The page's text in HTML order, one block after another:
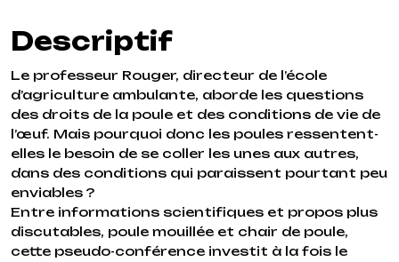
Descriptif
Le professeur Rouger, directeur de l’école
d’agriculture ambulante, aborde les questions
des droits de la poule et des conditions de vie de
l’œuf. Mais pourquoi donc les poules ressentent-
elles le besoin de se coller les unes aux autres,
dans des conditions qui paraissent pourtant peu
enviables ?
Entre informations scientifiques et propos plus
discutables, poule mouillée et chair de poule,
cette pseudo-conférence investit à la fois le